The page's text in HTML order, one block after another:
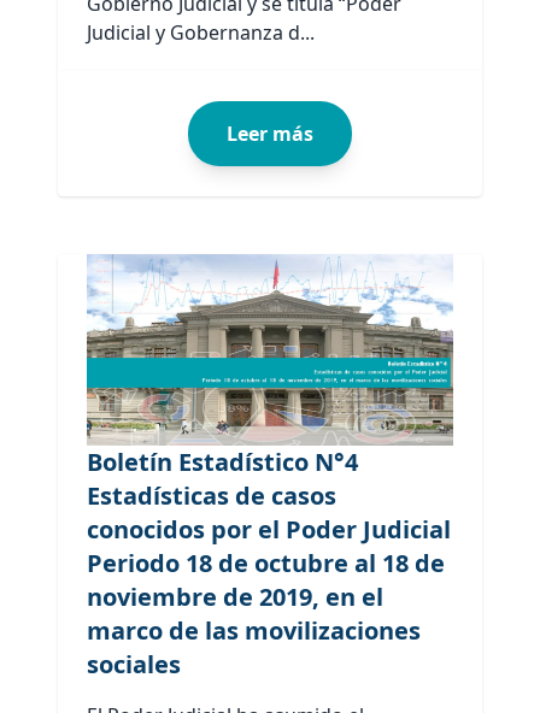
Judicial y Gobernanza d...
Leer más
Boletín Estadístico N°4
Estadísticas de casos
conocidos por el Poder Judicial
Periodo 18 de octubre al 18 de
noviembre de 2019, en el
marco de las movilizaciones
sociales